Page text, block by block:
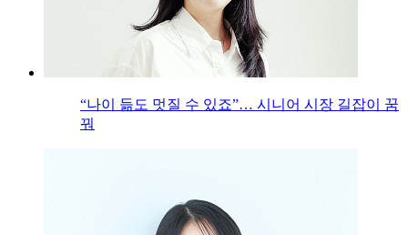
“나이 듦도 멋질 수 있죠”… 시니어 시장 길잡이 꿈
꿔